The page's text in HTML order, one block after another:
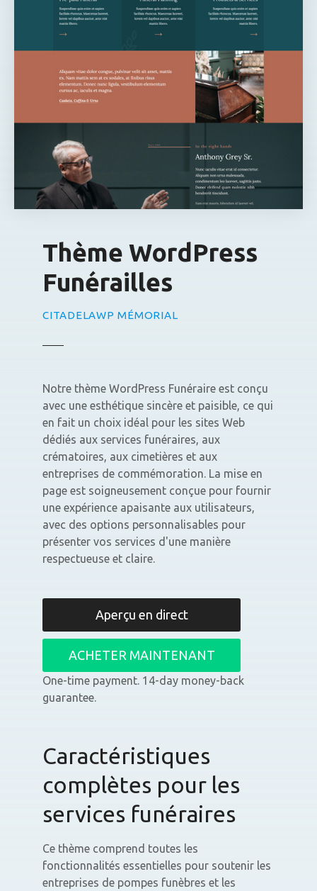
Thème WordPress
Funérailles
CITADELAWP MÉMORIAL
Notre thème WordPress Funéraire est conçu
avec une esthétique sincère et paisible, ce qui
en fait un choix idéal pour les sites Web
dédiés aux services funéraires, aux
crématoires, aux cimetières et aux
entreprises de commémoration. La mise en
page est soigneusement conçue pour fournir
une expérience apaisante aux utilisateurs,
avec des options personnalisables pour
présenter vos services d'une manière
respectueuse et claire.
Aperçu en direct
ACHETER MAINTENANT
One-time payment. 14-day money-back
guarantee.
Caractéristiques
complètes pour les
services funéraires
Ce thème comprend toutes les
fonctionnalités essentielles pour soutenir les
entreprises de pompes funèbres et les